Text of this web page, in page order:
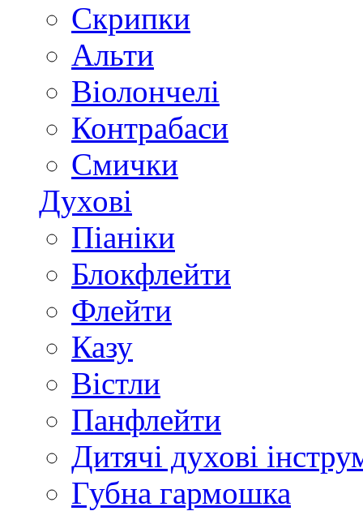
Скрипки
Альти
Віолончелі
Контрабаси
Смички
Духові
Піаніки
Блокфлейти
Флейти
Казу
Вістли
Панфлейти
Дитячі духові
Губна гармошка